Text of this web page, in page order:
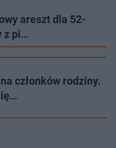
areszt dla 52-
z pi…
członków rodziny.